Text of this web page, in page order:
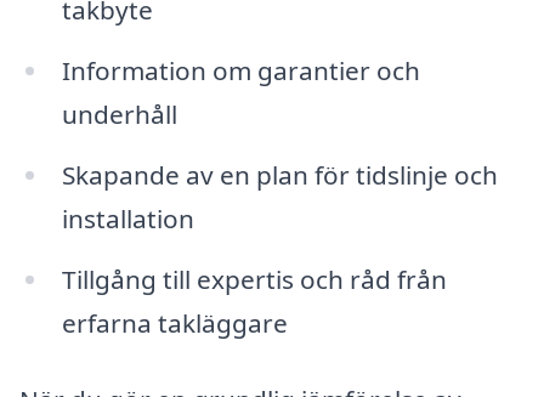
takbyte
Information om garantier och
underhåll
Skapande av en plan för tidslinje och
installation
Tillgång till expertis och råd från
erfarna takläggare